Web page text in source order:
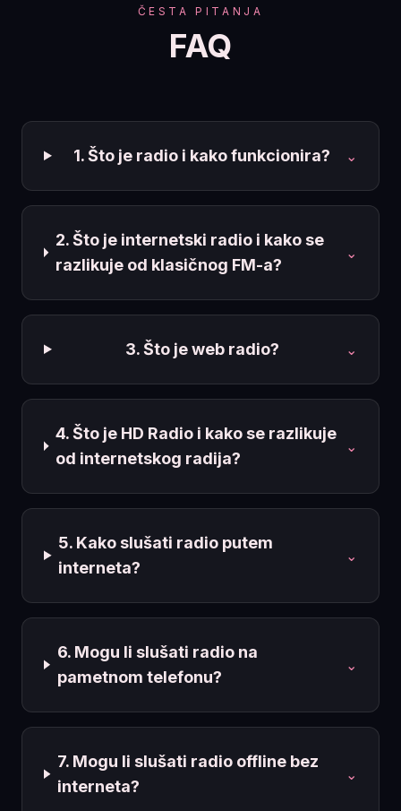
ČESTA PITANJA
FAQ
1. Što je radio i kako funkcionira? ⌄
2. Što je internetski radio i kako se
razlikuje od klasičnog FM-a?
⌄
3. Što je web radio? ⌄
4. Što je HD Radio i kako se razlikuje
od internetskog radija?
⌄
5. Kako slušati radio putem
interneta?
⌄
6. Mogu li slušati radio na
pametnom telefonu?
⌄
7. Mogu li slušati radio offline bez
interneta?
⌄